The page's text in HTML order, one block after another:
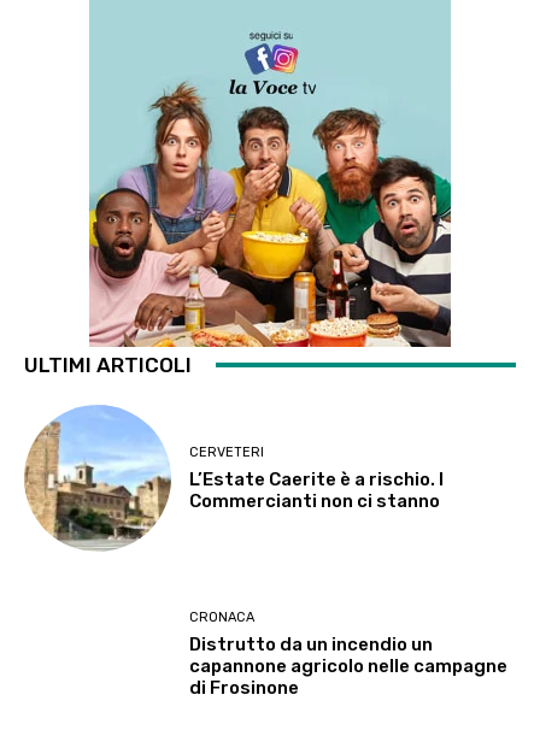
ULTIMI ARTICOLI
CERVETERI
L’Estate Caerite è a rischio. I
Commercianti non ci stanno
CRONACA
Distrutto da un incendio un
capannone agricolo nelle campagne
di Frosinone